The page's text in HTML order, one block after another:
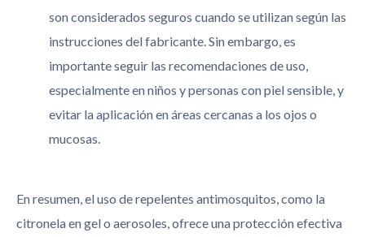
son considerados seguros cuando se utilizan según las
instrucciones del fabricante. Sin embargo, es
importante seguir las recomendaciones de uso,
especialmente en niños y personas con piel sensible, y
evitar la aplicación en áreas cercanas a los ojos o
mucosas.
En resumen, el uso de repelentes antimosquitos, como la
citronela en gel o aerosoles, ofrece una protección efectiva